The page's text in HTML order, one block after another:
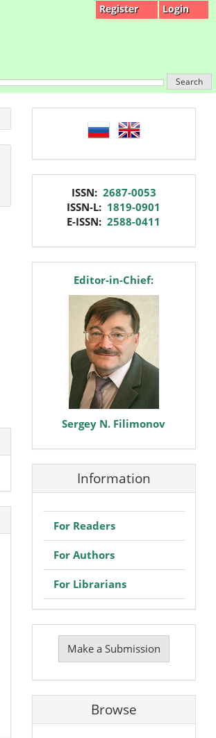
Register Login
Search
language
ISSN: 2687-0053
ISSN-L: 1819-0901
E-ISSN:2588-0411
editorEditor-in-Chief:
Sergey N. Filimonov
Information
For Readers
For Authors
For Librarians
Make
Submission
Make a Submission
Browse